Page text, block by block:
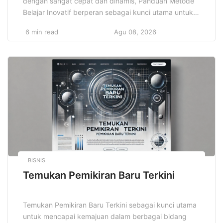
Belajar Inovatif berperan sebagai kunci utama untuk
kalangan, mulai dari pelajar, mahasiswa, guru, hingga
secara signifikan mengubah cara seseorang
menyerap dan memahami ilmu pengetahuan,
sekaligus membuat proses belajar […]
6 min read Agu 08, 2026
BISNIS
Temukan Pemikiran Baru Terkini
Temukan Pemikiran Baru Terkini sebagai kunci utama
untuk mencapai kemajuan dalam berbagai bidang